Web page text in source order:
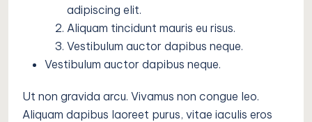
adipiscing elit.
Aliquam tincidunt mauris eu risus.
Vestibulum auctor dapibus neque.
Vestibulum auctor dapibus neque.
Ut non gravida arcu. Vivamus non congue leo.
Aliquam dapibus laoreet purus, vitae iaculis eros